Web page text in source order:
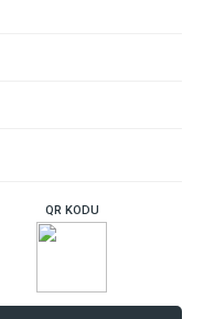
QR KODU